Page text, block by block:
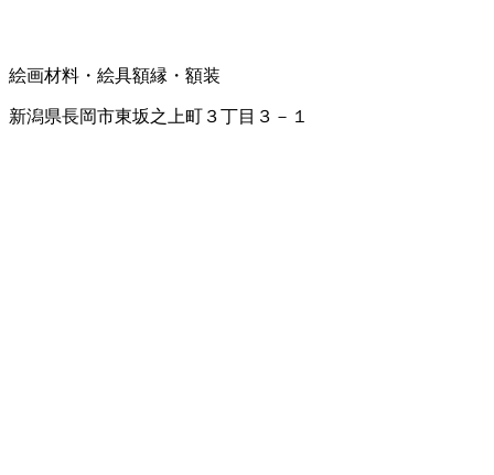
絵画材料・絵具額縁・額装
新潟県長岡市東坂之上町３丁目３－１